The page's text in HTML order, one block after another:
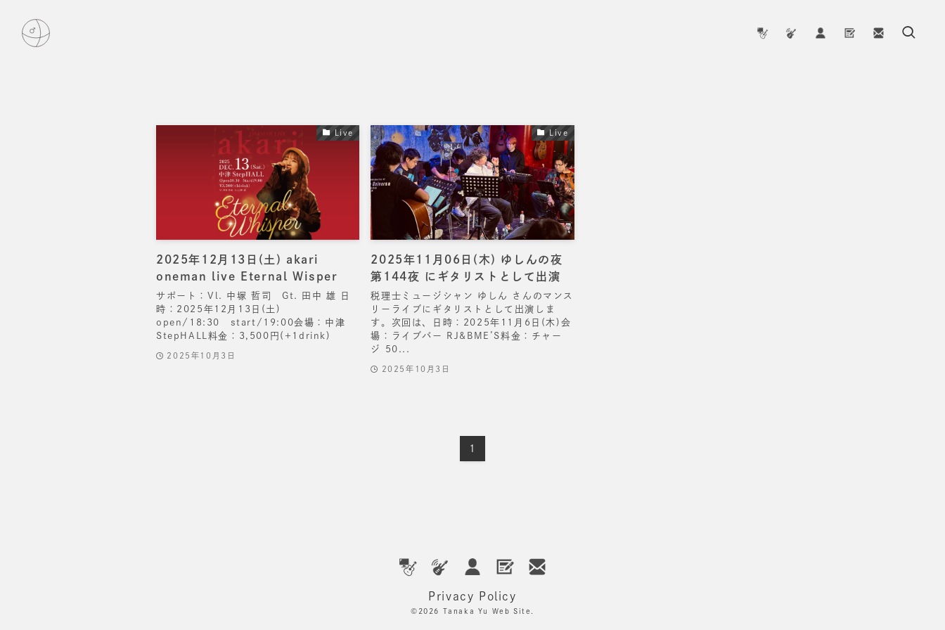
Live
2025年12月13日(土) akari
oneman live Eternal Wisper
サポート：Vl. 中塚 哲司 Gt. 田中 雄 日
時：2025年12月13日(土)
open/18:30 start/19:00会場：中津
StepHALL料金：3,500円(+1drink)
2025年10月3日
Live
2025年11月06日(木) ゆしんの夜
第144夜 にギタリストとして出演
税理士ミュージシャン ゆしん さんのマンス
リーライブにギタリストとして出演しま
す。次回は、日時：2025年11月6日(木)会
場：ライブバー RJ&BME’S料金：チャー
ジ 50...
2025年10月3日
1
Privacy Policy
©2026 Tanaka Yu Web Site.